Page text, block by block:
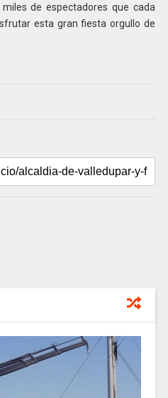
de espectadores que cada
esta gran fiesta orgullo de